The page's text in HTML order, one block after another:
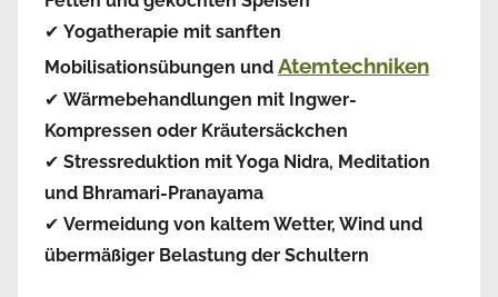
✔ Yogatherapie mit sanften
Mobilisationsübungen und Atemtechniken
✔ Wärmebehandlungen mit Ingwer-
Kompressen oder Kräutersäckchen
✔ Stressreduktion mit Yoga Nidra, Meditation
und Bhramari-Pranayama
✔ Vermeidung von kaltem Wetter, Wind und
übermäßiger Belastung der Schultern